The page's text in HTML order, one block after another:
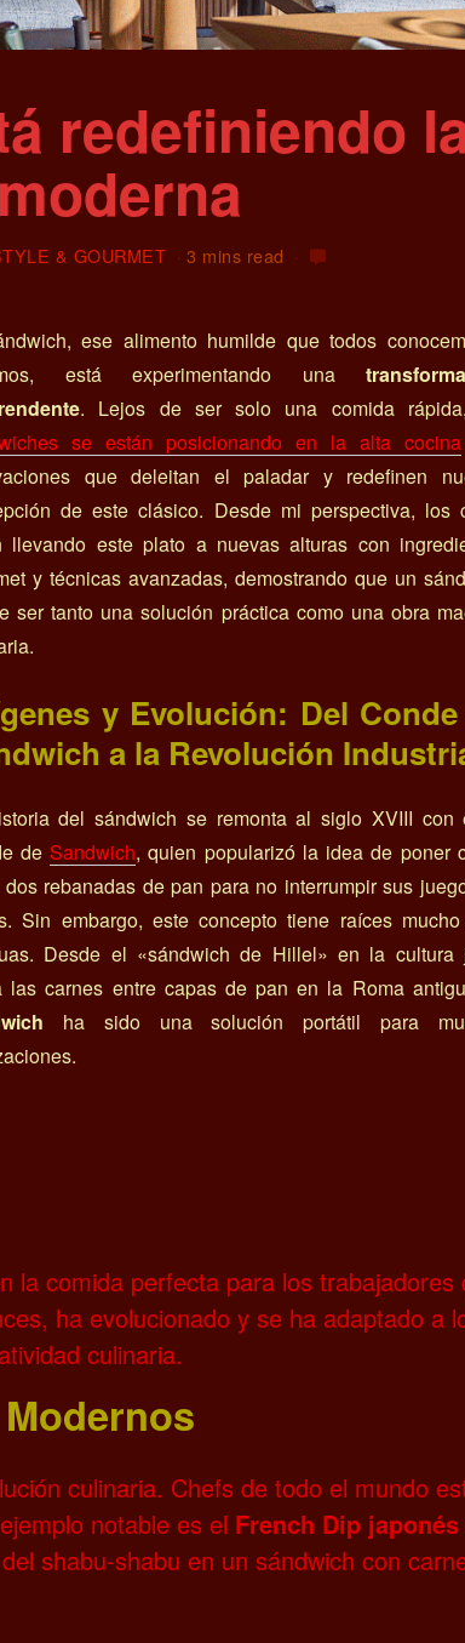
redefiniendo
& GOURMET 3 mins read
ese alimento humilde que todos
está experimentando una
. Lejos de ser solo una comida
se están posicionando en la alta cocina
que deleitan el paladar y redefinen
de este clásico. Desde mi perspectiva, los
llevando este plato a nuevas alturas con
y técnicas avanzadas, demostrando que un
ser tanto una solución práctica como una obra
y Evolución: Del
a la Revolución
del sándwich se remonta al siglo XVIII con
de Sandwich, quien popularizó la idea de poner
dos rebanadas de pan para no interrumpir sus
Sin embargo, este concepto tiene raíces
Desde el «sándwich de Hillel» en la cultura
las carnes entre capas de pan en la Roma
ha sido una solución portátil para
la comida perfecta para los trabajadores
ha evolucionado y se ha adaptado a
culinaria.
culinaria. Chefs de todo el mundo
notable es el French Dip japonés
shabu-shabu en un sándwich con